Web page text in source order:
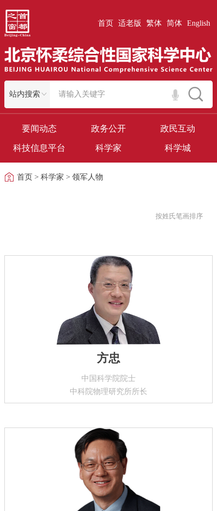
首页 适老版 繁体 简体 English
要闻动态 政务公开
政民互动
科技信息平台
科学家 科学城
首页> 科学家 > 领军人物
按姓氏笔画排序
方忠
中国科学院院士
中科院物理研究所所长